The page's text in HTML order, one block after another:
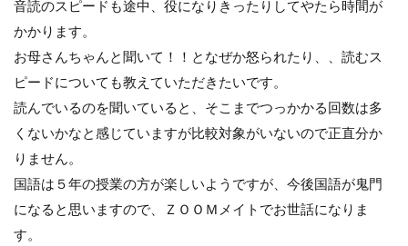
音読のスピードも途中、役になりきったりしてやたら時間が
かかります。
お母さんちゃんと聞いて！！となぜか怒られたり、、読むス
ピードについても教えていただきたいです。
読んでいるのを聞いていると、そこまでつっかかる回数は多
くないかなと感じていますが比較対象がいないので正直分か
りません。
国語は５年の授業の方が楽しいようですが、今後国語が鬼門
になると思いますので、ＺＯＯＭメイトでお世話になりま
す。